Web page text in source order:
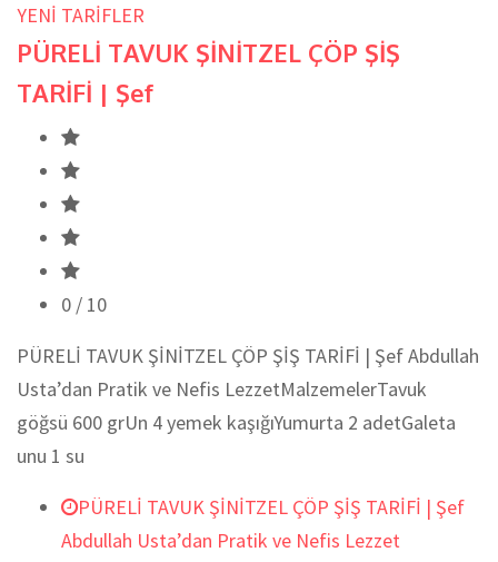
YENİ TARİFLER
PÜRELİ TAVUK ŞİNİTZEL ÇÖP ŞİŞ
TARİFİ | Şef
0 / 10
PÜRELİ TAVUK ŞİNİTZEL ÇÖP ŞİŞ TARİFİ | Şef Abdullah
Usta’dan Pratik ve Nefis LezzetMalzemelerTavuk
göğsü 600 grUn 4 yemek kaşığıYumurta 2 adetGaleta
unu 1 su
PÜRELİ TAVUK ŞİNİTZEL ÇÖP ŞİŞ TARİFİ | Şef
Abdullah Usta’dan Pratik ve Nefis Lezzet